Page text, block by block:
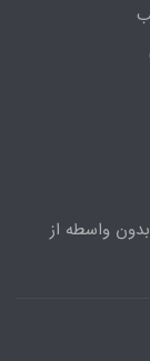
واسطه از